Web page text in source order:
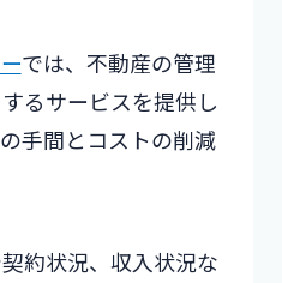
では、不動産の管理
るサービスを提供し
手間とコストの削減
約状況、収入状況な